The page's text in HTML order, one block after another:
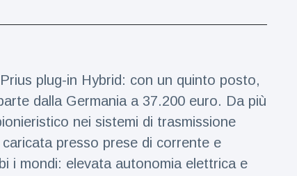
plug-in Hybrid: con un quinto posto,
dalla Germania a 37.200 euro. Da più
nei sistemi di trasmissione
presso prese di corrente e
i mondi: elevata autonomia elettrica e